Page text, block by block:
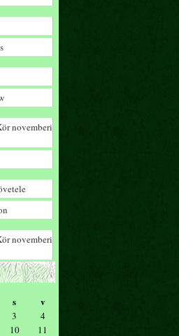
novemberi
novemberi
s v
3
4
10
11